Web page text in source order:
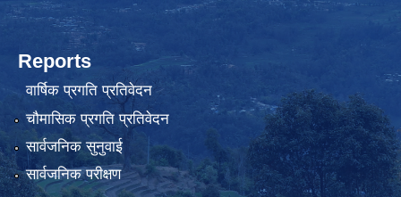
Reports
वार्षिक प्रगति प्रतिवेदन
चौमासिक प्रगति प्रतिवेदन
सार्वजनिक सुनुवाई
सार्वजनिक परीक्षण